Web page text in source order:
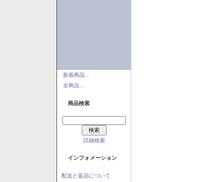
新着商品...
全商品...
商品検索
詳細検索
インフォメーション
配送と返品について